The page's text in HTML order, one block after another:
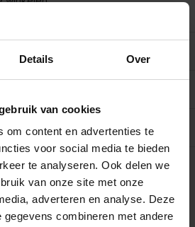
Details Over
van cookies
om content en advertenties te
voor social media te bieden
te analyseren. Ook delen we
van onze site met onze
adverteren en analyse. Deze
gegevens combineren met andere
per 100 gram
uur besteld, dezelfde dag
€5,25